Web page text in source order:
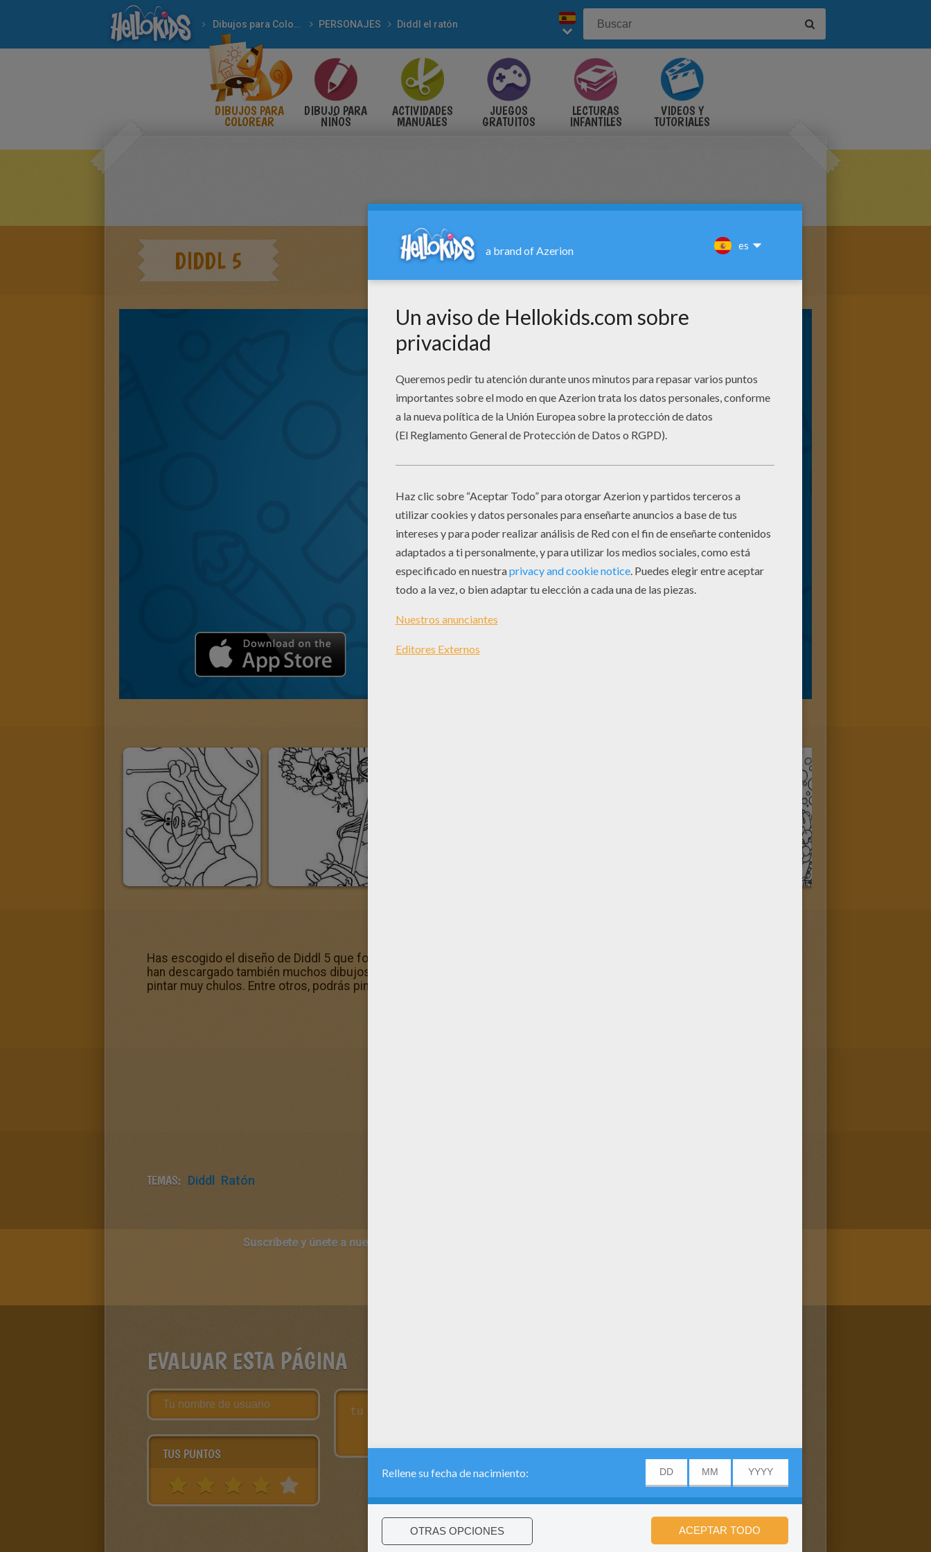
Dibujos para Colorear PERSONAJES Diddl el ratón
DIBUJOS PARA
COLOREAR
DIBUJO PARA
NIÑOS
ACTIVIDADES
MANUALES
JUEGOS
GRATUITOS
LECTURAS
INFANTILES
VIDEOS Y
TUTORIALES
DIDDL 5
Has escogido el diseño de Diddl 5 que forma parte de los dibujos más descargados de Hellokids. Los otros usuarios
han descargado también muchos dibujos de la categoría Diddl el ratón para pintar. Hellokids te propone dibujos para
pintar muy chulos. Entre otros, podrás pintar gratis el dibujo de Diddl 5.
TEMAS: Diddl Ratón
Suscríbete y únete a nuestro canal de vídeos para niños en Youtube:
EVALUAR ESTA PÁGINA
TUS PUNTOS